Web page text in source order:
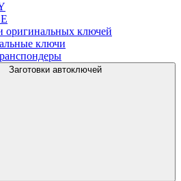
оригинальных ключей
ключи
Заготовки автоключей